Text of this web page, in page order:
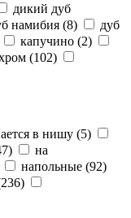
дикий дуб
намибия (8)
дуб
капучино (2)
(102)
в нишу (5)
)
на
напольные (92)
236)